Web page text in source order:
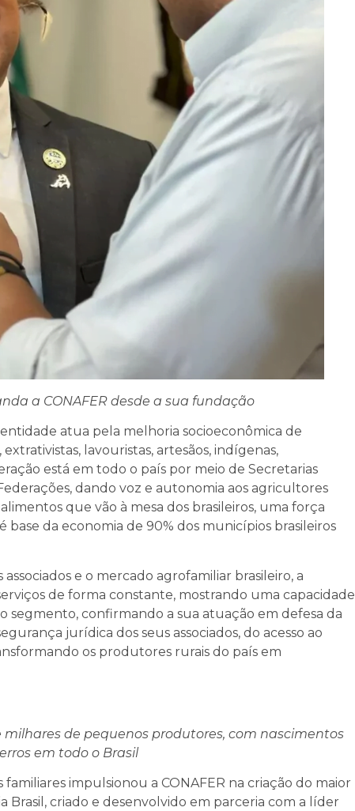
a CONAFER desde a sua fundação
entidade atua pela melhoria socioeconômica de
lavouristas, artesãos, indígenas,
está em todo o país por meio de Secretarias
dando voz e autonomia aos agricultores
que vão à mesa dos brasileiros, uma força
da economia de 90% dos municípios brasileiros
e o mercado agrofamiliar brasileiro, a
de forma constante, mostrando uma capacidade
segmento, confirmando a sua atuação em defesa da
jurídica dos seus associados, do acesso ao
os produtores rurais do país em
de pequenos produtores, com nascimentos
em todo o Brasil
impulsionou a CONAFER na criação do maior
Brasil, criado e desenvolvido em parceria com a líder